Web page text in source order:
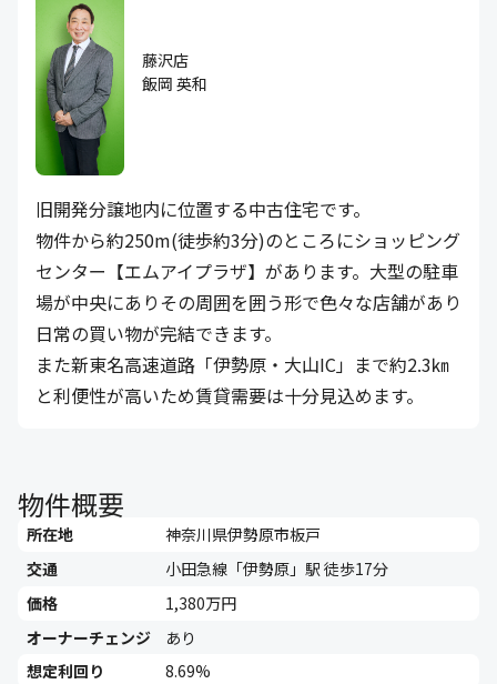
藤沢店
飯岡 英和
旧開発分譲地内に位置する中古住宅です。
物件から約250m(徒歩約3分)のところにショッピング
センター【エムアイプラザ】があります。大型の駐車
場が中央にありその周囲を囲う形で色々な店舗があり
日常の買い物が完結できます。
また新東名高速道路「伊勢原・大山IC」まで約2.3㎞
と利便性が高いため賃貸需要は十分見込めます。
物件概要
所在地
神奈川県伊勢原市板戸
交通
小田急線「伊勢原」駅 徒歩17分
価格
1,380万円
オーナーチェンジ
あり
想定利回り
8.69%